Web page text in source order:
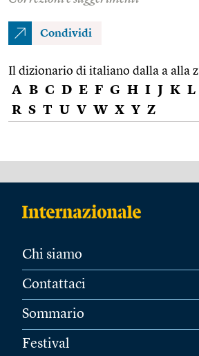
Condividi
Il dizionario di italiano dalla a alla z
A B C D E F G H I J K L
R S T U V W X Y Z
Chi siamo
Contattaci
Sommario
Festival